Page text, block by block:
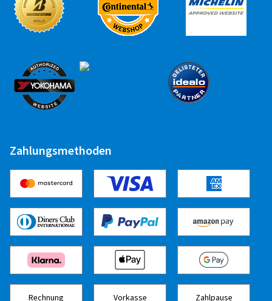
Zahlungsmethoden
Rechnung Vorkasse Zahlpause